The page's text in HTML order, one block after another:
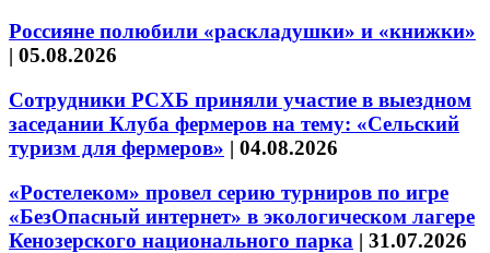
Россияне полюбили «раскладушки» и «книжки»
| 05.08.2026
Сотрудники РСХБ приняли участие в выездном
заседании Клуба фермеров на тему: «Сельский
туризм для фермеров» | 04.08.2026
«Ростелеком» провел серию турниров по игре
«БезОпасный интернет» в экологическом лагере
Кенозерского национального парка | 31.07.2026